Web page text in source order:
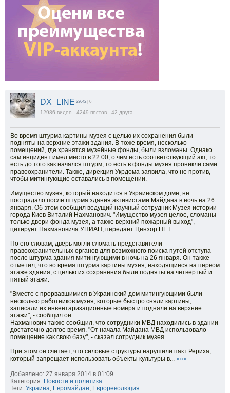
DX_LINE 23642 | 0
12986 видео 4249 постов 42 друга
Во время штурма картины музея с целью их сохранения были
подняты на верхние этажи здания. В тоже время, несколько
помещений, где хранятся музейные фонды, были взломаны. Однако
сам инцидент имел место в 22.00, о чем есть соответствующий акт, то
есть до того как начался штурм, то есть в фонды музея проникли сами
правоохранители. Также, дирекция Укрдома заявила, что не против,
чтобы митингующие оставались в помещении.
Имущество музея, который находится в Украинском доме, не
пострадало после штурма здания активистами Майдана в ночь на 26
января. Об этом сообщил ведущий научный сотрудник Музея истории
города Киев Виталий Нахманович. "Имущество музея целое, сломаны
только двери фонда музея, а также верхний пожарный выход", -
цитирует Нахмановича УНИАН, передает Цензор.НЕТ.
По его словам, дверь могли сломать представители
правоохранительных органов для возможного поиска путей отступа
после штурма здания митингующими в ночь на 26 января. Он также
отметил, что во время штурма картины музея, находящиеся на первом
этаже здания, с целью их сохранения были подняты на четвертый и
пятый этажи.
"Вместе с прорвавшимися в Украинский дом митингующими были
несколько работников музея, которые быстро сняли картины,
записали их инвентаризационные номера и подняли на верхние
этажи", - сообщил он.
Нахманович также сообщил, что сотрудники МВД находились в здании
достаточно долгое время. "От начала Майдана МВД использовало
помещение как свою базу", - сказал сотрудник музея.
При этом он считает, что силовые структуры нарушили пакт Рериха,
который запрещает использовать объекты культуры в... »»»
Добавлено: 27 января 2014 в 01:09
Категория: Новости и политика
Теги: Украина, Евромайдан, Еврореволюция